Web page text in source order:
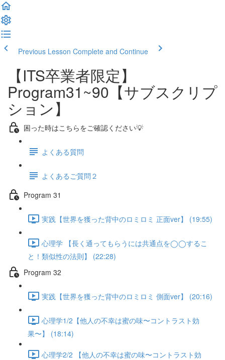
Previous Lesson Complete and Continue
【ITS卒業者限定】
Program31~90【サブスクリプ
ション】
困った時はこちらをご確認ください💡
よくある質問
よくあるご質問２
Program 31
実践【世界を獲った背中のロミロミ 正面ver】 (19:55)
心理学 【長く通ってもらうには共通点を◯◯するこ
と！類似性の法則】 (22:28)
Program 32
実践【世界を獲った背中のロミロミ 側面ver】 (20:16)
心理学1/2【他人の不幸は蜜の味〜コントラスト効
果〜】 (18:14)
心理学2/2 【他人の不幸は蜜の味〜コントラスト効